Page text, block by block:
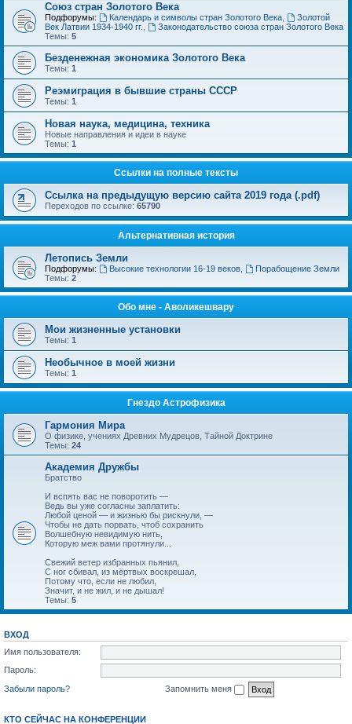
Cоюз стран Золотого Века
Подфорумы: Календарь и символы стран Золотого Века,
Золотой
Век Латвии 1934-1940 гг.
Законодательство союза стран Золотого Века
Темы: 5
Безденежная экономика Золотого Века
Темы: 1
Реэмиграция в бывшие страны СССР
Темы: 1
Новая наука, медицина, техника
Новые направления и идеи в науке
Темы: 1
Ссылки на полные тексты
Ссылка на предыдущую версию сайта 2019 года (.pdf)
Переходов по ссылке: 65790
Альтернативная история
Летопись Земли
Подфорумы: Высокие технологии 16-19 веков,
Порабощение Земли
Темы: 2
Обо мне - Аволикешвару
Мои жизненные установки
Темы: 1
Необычное в моей жизни
Темы: 1
Гнездо Астрофизика
Гармония Мира
О физике, учениях Древних Мудрецов, Тайной Доктрине
Темы: 24
Академия Дружбы
Братство
И вспять вас не поворотить —
Ведь вы уже согласны заплатить:
Любой ценой — и жизнью бы рискнули, —
Чтобы не дать порвать, чтоб сохранить
Волшебную невидимую нить,
Которую меж вами протянули...
Свежий ветер избранных пьянил,
С ног сбивал, из мёртвых воскрешал,
Потому что, если не любил,
Значит, и не жил, и не дышал!
Темы: 5
ВХОД
Имя пользователя:
Пароль:
Забыли пароль?
Запомнить меня
КТО СЕЙЧАС НА КОНФЕРЕНЦИИ